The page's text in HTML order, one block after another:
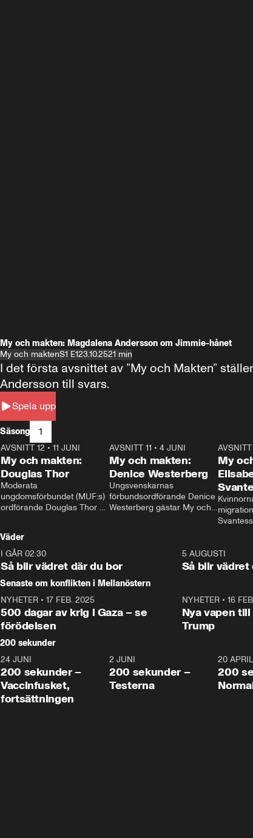
My och makten: Magdalena Andersson om Jimmie-hånet
My och maktenS1 E123.10.2521 min
Spela upp
I det första avsnittet av ”My och Makten”
Andersson till svars.
Säsong 1
26:27
AVSNITT 12 • 11 JUNI
My och makten:
Douglas Thor
Moderata
ungdomsförbundet (MUF:s)
ordförande Douglas Thor
tonårsutvisningarna och hur
Moderaterna ska locka
väljare till valet i höst.
23:40
AVSNITT 11 •4 JUNI
My och makten:
Denice Westerberg
Ungsvenskarnas
förbundsordförande Denice
Westerberg gästar My och
AVSNITT
My
Väder
I GÅR 02:30
Så blir vädret där du bor
5 AUGUSTI
Så blir vädret
Senaste om konflikten i Mellanöstern
NYHETER • 17 FEB. 2025
500 dagar av krig i Gaza – se
förödelsen
NYHETER• 16
Nya vapen
Trump
200 sekunder
5:00
24 JUNI
200 sekunder –
Vaccinfusket,
fortsättningen
4:23
2 JUNI
200 sekunder –
Testerna
20 APRIL
200